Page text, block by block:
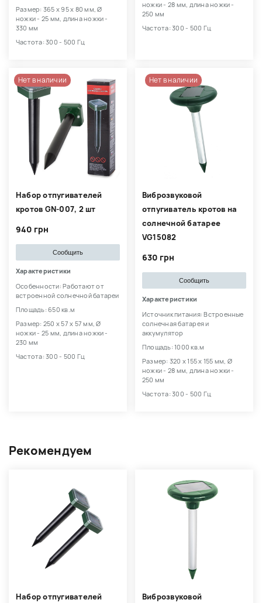
Размер: 365 х 95 х 80 мм, Ø
ножки - 25 мм, длина ножки -
330 мм
Частота: 300 - 500 Гц
ножки - 28 мм, длина ножки -
250 мм
Частота: 300 - 500 Гц
Нет в наличии
Набор отпугивателей
кротов GN-007, 2 шт
940 грн
Сообщить
Характеристики
Особенности: Работают от
встроенной солнечной батареи
Площадь: 650 кв.м
Размер: 250 х 57 х 57 мм, Ø
ножки - 25 мм, длина ножки -
230 мм
Частота: 300 - 500 Гц
Нет в наличии
Виброзвуковой
отпугиватель кротов на
солнечной батарее
VG15082
630 грн
Сообщить
Характеристики
Источник питания: Встроенные
солнечная батарея и
аккумулятор
Площадь: 1000 кв.м
Размер: 320 х 155 х 155 мм, Ø
ножки - 28 мм, длина ножки -
250 мм
Частота: 300 - 500 Гц
Рекомендуем
Набор отпугивателей Виброзвуковой